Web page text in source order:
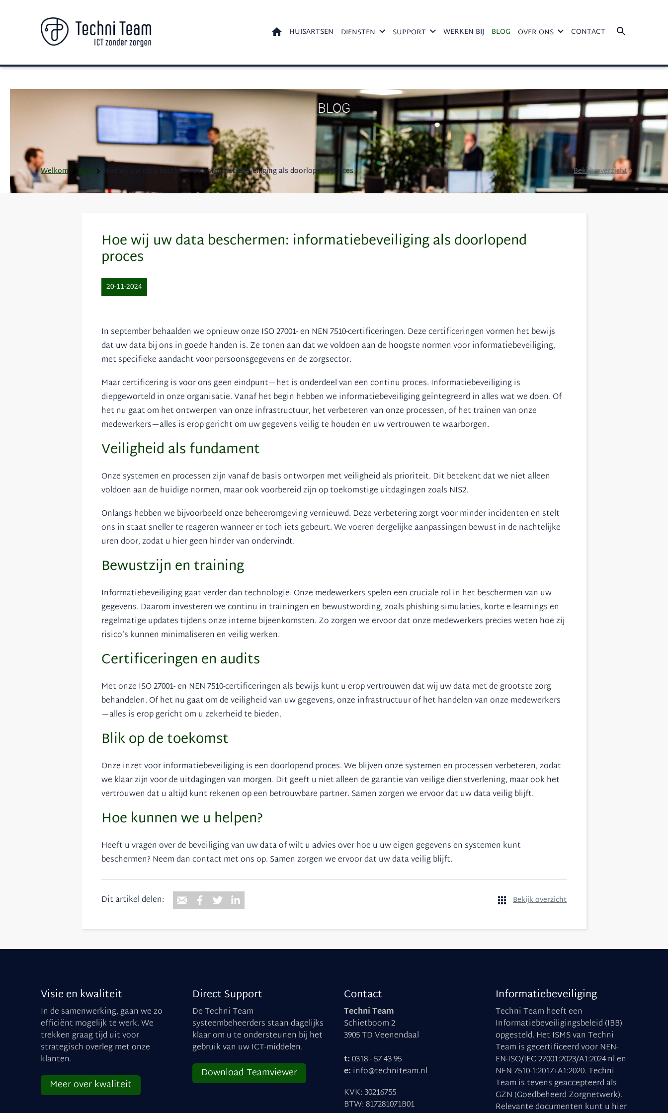
WELKOMHUISARTSEN DIENSTEN SUPPORT WERKEN BIJ BLOG OVER ONS CONTACT
BLOG
Welkom Blog Hoe wij uw data beschermen: informatiebeveiliging als doorlopend proces Bekijk overzicht
Hoe wij uw data beschermen: informatiebeveiliging als doorlopend
proces
20-11-2024
In september behaalden we opnieuw onze ISO 27001- en NEN 7510-certificeringen. Deze certificeringen vormen het bewijs
dat uw data bij ons in goede handen is. Ze tonen aan dat we voldoen aan de hoogste normen voor informatiebeveiliging,
met specifieke aandacht voor persoonsgegevens en de zorgsector.
Maar certificering is voor ons geen eindpunt—het is onderdeel van een continu proces. Informatiebeveiliging is
diepgeworteld in onze organisatie. Vanaf het begin hebben we informatiebeveiliging geïntegreerd in alles wat we doen. Of
het nu gaat om het ontwerpen van onze infrastructuur, het verbeteren van onze processen, of het trainen van onze
medewerkers—alles is erop gericht om uw gegevens veilig te houden en uw vertrouwen te waarborgen.
Veiligheid als fundament
Onze systemen en processen zijn vanaf de basis ontworpen met veiligheid als prioriteit. Dit betekent dat we niet alleen
voldoen aan de huidige normen, maar ook voorbereid zijn op toekomstige uitdagingen zoals NIS2.
Onlangs hebben we bijvoorbeeld onze beheeromgeving vernieuwd. Deze verbetering zorgt voor minder incidenten en stelt
ons in staat sneller te reageren wanneer er toch iets gebeurt. We voeren dergelijke aanpassingen bewust in de nachtelijke
uren door, zodat u hier geen hinder van ondervindt.
Bewustzijn en training
Informatiebeveiliging gaat verder dan technologie. Onze medewerkers spelen een cruciale rol in het beschermen van uw
gegevens. Daarom investeren we continu in trainingen en bewustwording, zoals phishing-simulaties, korte e-learnings en
regelmatige updates tijdens onze interne bijeenkomsten. Zo zorgen we ervoor dat onze medewerkers precies weten hoe zij
risico’s kunnen minimaliseren en veilig werken.
Certificeringen en audits
Met onze ISO 27001- en NEN 7510-certificeringen als bewijs kunt u erop vertrouwen dat wij uw data met de grootste zorg
behandelen. Of het nu gaat om de veiligheid van uw gegevens, onze infrastructuur of het handelen van onze medewerkers
—alles is erop gericht om u zekerheid te bieden.
Blik op de toekomst
Onze inzet voor informatiebeveiliging is een doorlopend proces. We blijven onze systemen en processen verbeteren, zodat
we klaar zijn voor de uitdagingen van morgen. Dit geeft u niet alleen de garantie van veilige dienstverlening, maar ook het
vertrouwen dat u altijd kunt rekenen op een betrouwbare partner. Samen zorgen we ervoor dat uw data veilig blijft.
Hoe kunnen we u helpen?
Heeft u vragen over de beveiliging van uw data of wilt u advies over hoe u uw eigen gegevens en systemen kunt
beschermen? Neem dan contact met ons op. Samen zorgen we ervoor dat uw data veilig blijft.
Dit artikel delen: Bekijk overzicht
Visie en kwaliteit
In de samenwerking, gaan we zo
efficiënt mogelijk te werk. We
trekken graag tijd uit voor
strategisch overleg met onze
klanten.
Meer over kwaliteit
Direct Support
De Techni Team
systeembeheerders staan dagelijks
klaar om u te ondersteunen bij het
gebruik van uw ICT-middelen.
Download Teamviewer
Contact
Techni Team
Schietboom 2
3905 TD Veenendaal
t:0318 - 57 43 95
e: info@techniteam.nl
KVK: 30216755
BTW: 817281071B01
Informatiebeveiliging
Techni Team heeft een
Informatiebeveiligingsbeleid (IBB)
opgesteld. Het ISMS van Techni
Team is gecertificeerd voor NEN-
EN-ISO/IEC 27001:2023/A1:2024 nl en
NEN 7510-1:2017+A1:2020. Techni
Team is tevens geaccepteerd als
GZN (Goedbeheerd Zorgnetwerk).
Relevante documenten kunt u hier